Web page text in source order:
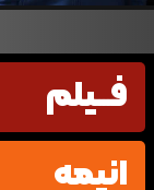
فـــیلم
انیمه